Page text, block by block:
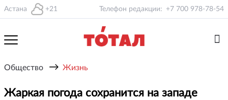
Астана +21 Телефон редакции: +7 700 978-78-54
Общество → Жизнь
Жаркая погода сохранится на западе